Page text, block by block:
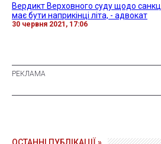
Вердикт Верховного суду щодо
має бути наприкінці літа, - адвокат
30 червня 2021, 17:06
ОСТАННІ ПУБЛІКАЦІЇ »